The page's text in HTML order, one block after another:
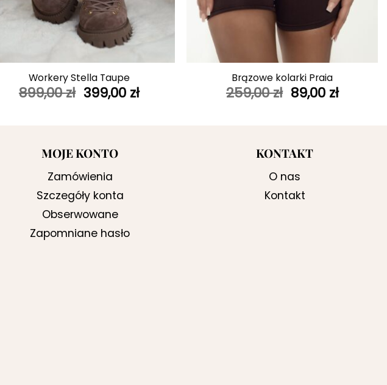
Workery Stella Taupe
899,00zł Pierwotna
cena
399,00 złAktualna
Brązowe kolarki Praia
259,00zł Pierwotna
cena
89,00 zł
MOJE KONTO
Zamówienia
Szczegóły konta
Obserwowane
Zapomniane hasło
KONTAKT
O nas
Kontakt